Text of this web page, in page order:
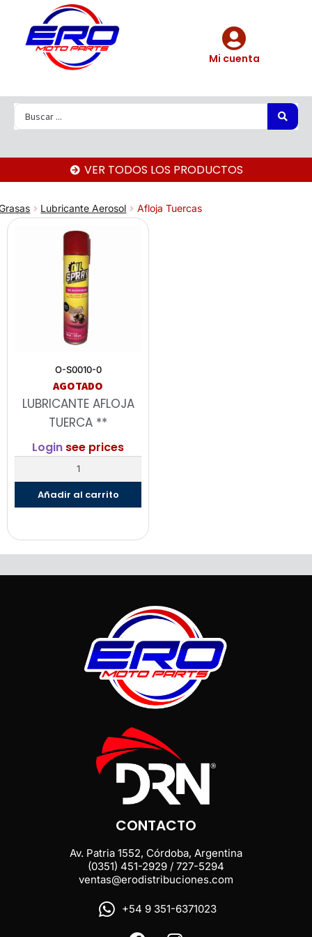
Mi cuenta
VER TODOS LOS PRODUCTOS
Lubricante Aerosol Afloja Tuercas
O-S0010-0
AGOTADO
LUBRICANTE AFLOJA
TUERCA **
Login see prices
Añadir al carrito
CONTACTO
Av. Patria 1552, Córdoba, Argentina
(0351) 451-2929 / 727-5294
ventas@erodistribuciones.com
+54 9 351-6371023